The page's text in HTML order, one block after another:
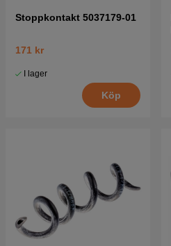
Stoppkontakt 5037179-01
171 kr
I lager
Köp